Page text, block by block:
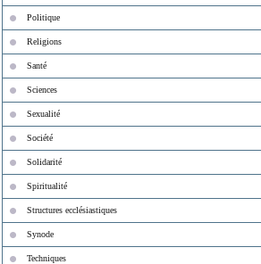
Politique
Religions
Santé
Sciences
Sexualité
Société
Solidarité
Spiritualité
Structures ecclésiastiques
Synode
Techniques